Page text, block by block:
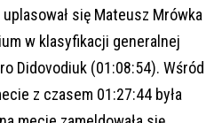
się Mateusz Mrówka
w klasyfikacji generalnej
Didovodiuk (01:08:54). Wśród
z czasem 01:27:44 była